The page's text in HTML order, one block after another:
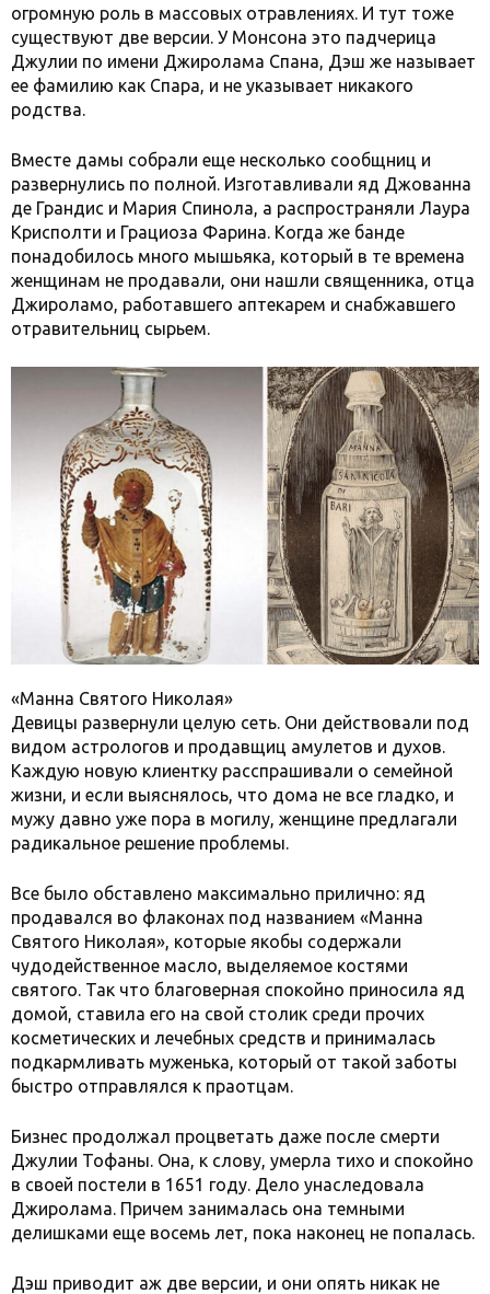
огромную роль в массовых отравлениях. И тут тоже
существуют две версии. У Монсона это падчерица
Джулии по имени Джиролама Спана, Дэш же называет
ее фамилию как Спара, и не указывает никакого
родства.
Вместе дамы собрали еще несколько сообщниц и
развернулись по полной. Изготавливали яд Джованна
де Грандис и Мария Спинола, а распространяли Лаура
Крисполти и Грациоза Фарина. Когда же банде
понадобилось много мышьяка, который в те времена
женщинам не продавали, они нашли священника, отца
Джироламо, работавшего аптекарем и снабжавшего
отравительниц сырьем.
«Манна Святого Николая»
Девицы развернули целую сеть. Они действовали под
видом астрологов и продавщиц амулетов и духов.
Каждую новую клиентку расспрашивали о семейной
жизни, и если выяснялось, что дома не все гладко, и
мужу давно уже пора в могилу, женщине предлагали
радикальное решение проблемы.
Все было обставлено максимально прилично: яд
продавался во флаконах под названием «Манна
Святого Николая», которые якобы содержали
чудодейственное масло, выделяемое костями
святого. Так что благоверная спокойно приносила яд
домой, ставила его на свой столик среди прочих
косметических и лечебных средств и принималась
подкармливать муженька, который от такой заботы
быстро отправлялся к праотцам.
Бизнес продолжал процветать даже после смерти
Джулии Тофаны. Она, к слову, умерла тихо и спокойно
в своей постели в 1651 году. Дело унаследовала
Джиролама. Причем занималась она темными
делишками еще восемь лет, пока наконец не попалась.
Дэш приводит аж две версии, и они опять никак не